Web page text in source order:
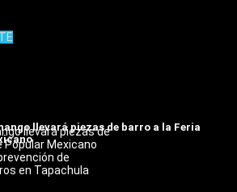
llevará piezas de barro a la Feria
llevará piezas de
Popular Mexicano
de
en Tapachula